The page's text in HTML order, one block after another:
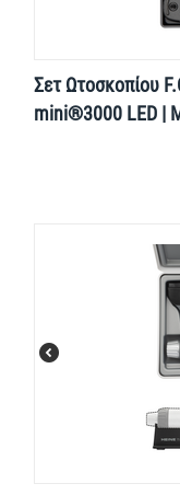
Σετ Ωτοσκοπίου
mini®3000 LED |